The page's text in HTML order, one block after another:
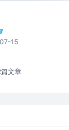
15
文章